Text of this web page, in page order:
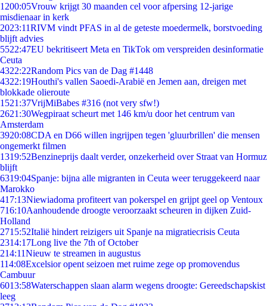
1200:05Vrouw krijgt 30 maanden cel voor afpersing 12-jarige
misdienaar in kerk
2023:11RIVM vindt PFAS in al de geteste moedermelk, borstvoeding
blijft advies
5522:47EU bekritiseert Meta en TikTok om verspreiden desinformatie
Ceuta
4322:22Random Pics van de Dag #1448
4322:19Houthi's vallen Saoedi-Arabië en Jemen aan, dreigen met
blokkade olieroute
1521:37VrijMiBabes #316 (not very sfw!)
2621:30Wegpiraat scheurt met 146 km/u door het centrum van
Amsterdam
3920:08CDA en D66 willen ingrijpen tegen 'gluurbrillen' die mensen
ongemerkt filmen
1319:52Benzineprijs daalt verder, onzekerheid over Straat van Hormuz
blijft
6319:04Spanje: bijna alle migranten in Ceuta weer teruggekeerd naar
Marokko
417:13Niewiadoma profiteert van pokerspel en grijpt geel op Ventoux
716:10Aanhoudende droogte veroorzaakt scheuren in dijken Zuid-
Holland
2715:52Italië hindert reizigers uit Spanje na migratiecrisis Ceuta
2314:17Long live the 7th of October
214:11Nieuw te streamen in augustus
114:08Excelsior opent seizoen met ruime zege op promovendus
Cambuur
6013:58Waterschappen slaan alarm wegens droogte: Gereedschapskist
leeg